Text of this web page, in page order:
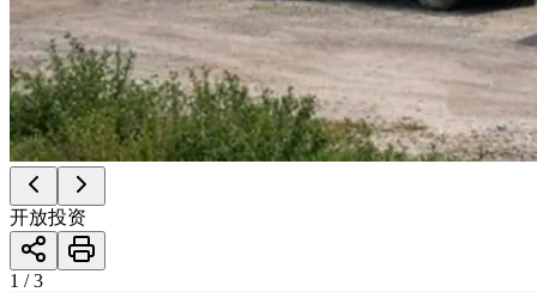
开放投资
1 / 3